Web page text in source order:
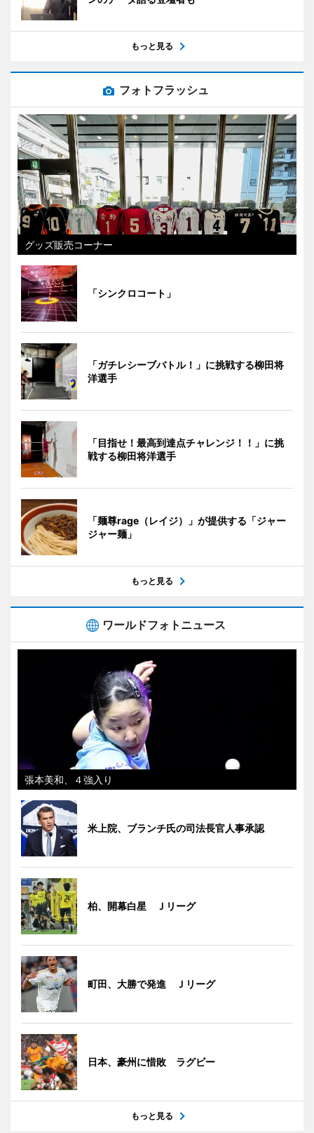
もっと見る
フォトフラッシュ
グッズ販売コーナー
「シンクロコート」
「ガチレシーブバトル！」に挑戦する柳田将
洋選手
「目指せ！最高到達点チャレンジ！！」に挑
戦する柳田将洋選手
「麺尊rage（レイジ）」が提供する「ジャー
ジャー麺」
もっと見る
ワールドフォトニュース
張本美和、４強入り
米上院、ブランチ氏の司法長官人事承認
柏、開幕白星 Ｊリーグ
町田、大勝で発進 Ｊリーグ
日本、豪州に惜敗 ラグビー
もっと見る